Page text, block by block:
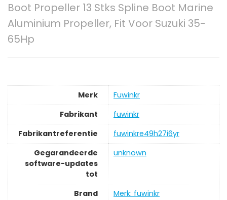
Boot Propeller 13 Stks Spline Boot Marine
Aluminium Propeller, Fit Voor Suzuki 35-
65Hp
Merk
‎Fuwinkr
Fabrikant
‎fuwinkr
Fabrikantreferentie
‎fuwinkre49h27i6yr
Gegarandeerde
software-updates
tot
‎unknown
Brand Merk: fuwinkr